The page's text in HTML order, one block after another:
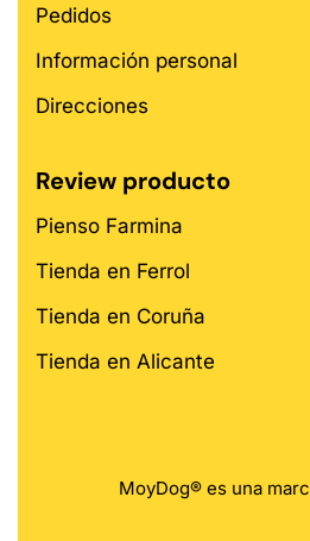
Pedidos
Información personal
Direcciones
Review producto
Pienso Farmina
Tienda en Ferrol
Tienda en Coruña
Tienda en Alicante
MoyDog® es una